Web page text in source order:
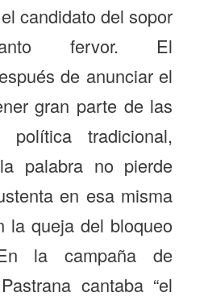
candidato del sopor
fervor. El
de anunciar el
gran parte de las
tradicional,
palabra no pierde
en esa misma
la queja del bloqueo
la campaña de
cantaba “el